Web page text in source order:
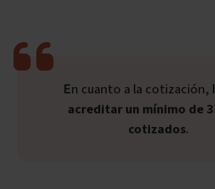
En cuanto a la cotización,
acreditar un mínimo de
cotizados.